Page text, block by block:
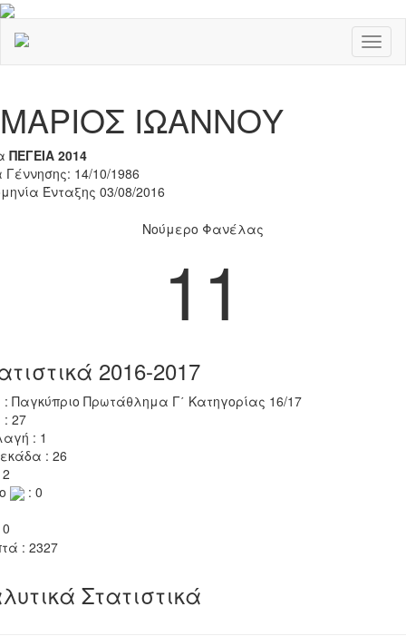
ΜΑΡΙΟΣ ΙΩΑΝΝΟΥ
ΠΕΓΕΙΑ 2014
Γέννησης: 14/10/1986
Ένταξης 03/08/2016
Νούμερο Φανέλας
11
2016-2017
: Παγκύπριο Πρωτάθλημα Γ΄ Κατηγορίας 16/17
: 27
: 1
: 26
: 0
: 2327
Στατιστικά